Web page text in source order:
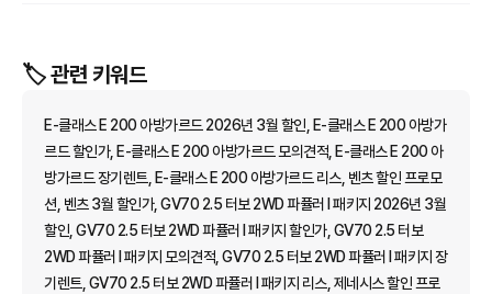
🏷️ 관련 키워드
E-클래스 E 200 아방가르드 2026년 3월 할인, E-클래스 E 200 아방가
르드 할인가, E-클래스 E 200 아방가르드 모의견적, E-클래스 E 200 아
방가르드 장기렌트, E-클래스 E 200 아방가르드 리스, 벤츠 할인 프로모
션, 벤츠 3월 할인가, GV70 2.5 터보 2WD 파퓰러 I 패키지 2026년 3월
할인, GV70 2.5 터보 2WD 파퓰러 I 패키지 할인가, GV70 2.5 터보
2WD 파퓰러 I 패키지 모의견적, GV70 2.5 터보 2WD 파퓰러 I 패키지 장
기렌트, GV70 2.5 터보 2WD 파퓰러 I 패키지 리스, 제네시스 할인 프로